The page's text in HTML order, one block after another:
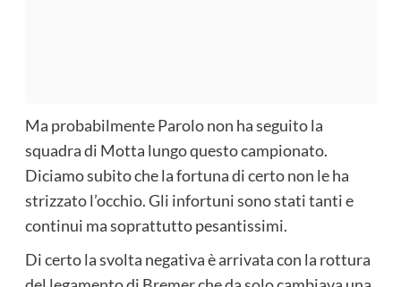
Ma probabilmente Parolo non ha seguito la
squadra di Motta lungo questo campionato.
Diciamo subito che la fortuna di certo non le ha
strizzato l’occhio. Gli infortuni sono stati tanti e
continui ma soprattutto pesantissimi.
Di certo la svolta negativa è arrivata con la rottura